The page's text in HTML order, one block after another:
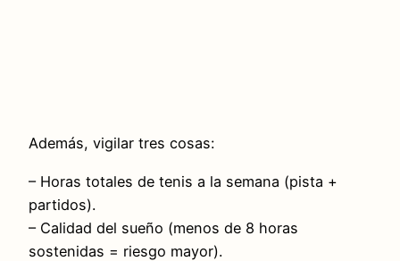
Además, vigilar tres cosas:
– Horas totales de tenis a la semana (pista +
partidos).
– Calidad del sueño (menos de 8 horas
sostenidas = riesgo mayor).